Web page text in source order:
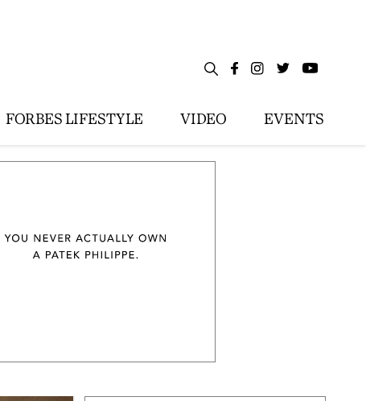
FORBES LIFESTYLE VIDEO EVENTS